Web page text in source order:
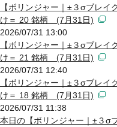
【ボリンジャー｜±３σブレ
け＝ 20 銘柄 (7月31日)
2026/07/31 13:00
【ボリンジャー｜±３σブレ
け＝ 21 銘柄 (7月31日)
2026/07/31 12:40
【ボリンジャー｜±３σブレ
け＝ 18 銘柄 (7月31日)
2026/07/31 11:38
本日の【ボリンジャー｜±３